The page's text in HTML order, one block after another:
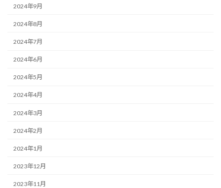
2024年9月
2024年8月
2024年7月
2024年6月
2024年5月
2024年4月
2024年3月
2024年2月
2024年1月
2023年12月
2023年11月